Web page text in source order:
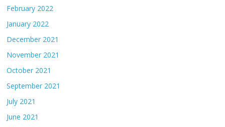
February 2022
January 2022
December 2021
November 2021
October 2021
September 2021
July 2021
June 2021